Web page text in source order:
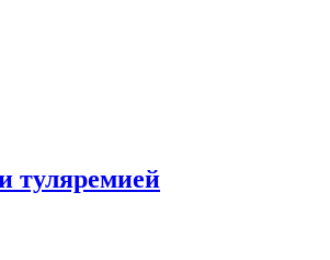
туляремией